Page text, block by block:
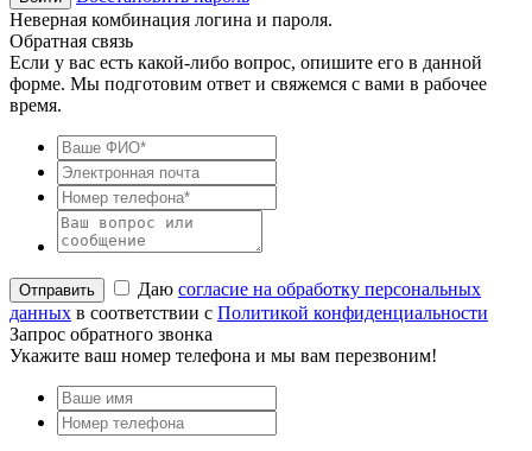
Неверная комбинация логина и пароля.
Обратная связь
Если у вас есть какой-либо вопрос, опишите его в данной
форме. Мы подготовим ответ и свяжемся с вами в рабочее
время.
Даю согласие на обработку персональных
данных в соответствии с Политикой конфиденциальности
Запрос обратного звонка
Укажите ваш номер телефона и мы вам перезвоним!